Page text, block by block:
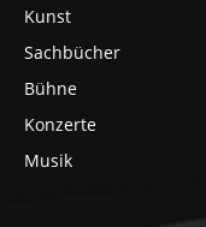
Kunst
Sachbücher
Bühne
Konzerte
Musik